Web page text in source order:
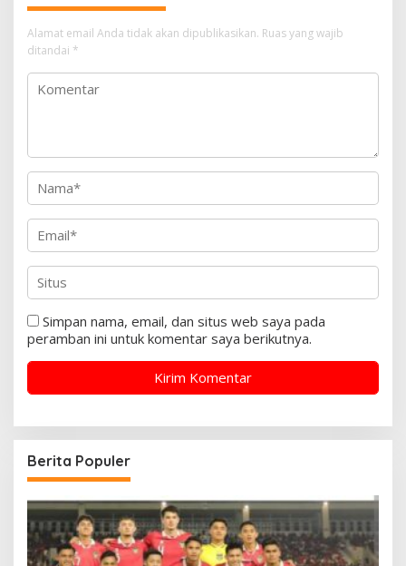
Alamat email Anda tidak akan dipublikasikan. Ruas yang wajib
ditandai *
Simpan nama, email, dan situs web saya pada
peramban ini untuk komentar saya berikutnya.
Berita Populer